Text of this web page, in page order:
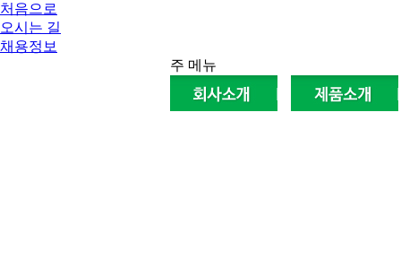
처음으로
오시는 길
채용정보
주 메뉴